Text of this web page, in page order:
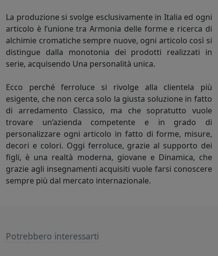
La produzione si svolge esclusivamente in Italia ed ogni
articolo è l’unione tra Armonia delle forme e ricerca di
alchimie cromatiche sempre nuove, ogni articolo così si
distingue dalla monotonia dei prodotti realizzati in
serie, acquisendo Una personalità unica.
Ecco perché ferroluce si rivolge alla clientela più
esigente, che non cerca solo la giusta soluzione in fatto
di arredamento Classico, ma che sopratutto vuole
trovare un’azienda competente e in grado di
personalizzare ogni articolo in fatto di forme, misure,
decori e colori. Oggi ferroluce, grazie al supporto dei
figli, è una realtà moderna, giovane e Dinamica, che
grazie agli insegnamenti acquisiti vuole farsi conoscere
sempre più dal mercato internazionale.
Potrebbero interessarti